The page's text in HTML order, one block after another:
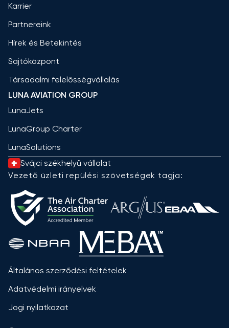
Karrier
Partnereink
Hírek és Betekintés
Sajtóközpont
Társadalmi felelősségvállalás
LUNA AVIATION GROUP
LunaJets
LunaGroup Charter
LunaSolutions
Svájci székhelyű vállalat
Vezető üzleti repülési szövetségek tagja:
Általános szerződési feltételek
Adatvédelmi irányelvek
Jogi nyilatkozat